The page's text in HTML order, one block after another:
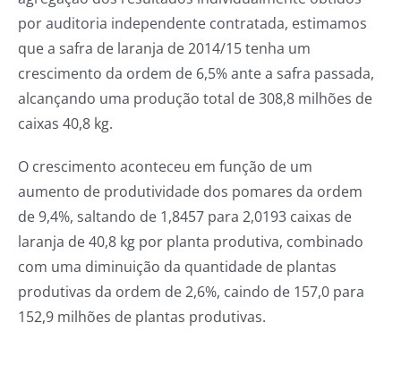
por auditoria independente contratada, estimamos
que a safra de laranja de 2014/15 tenha um
crescimento da ordem de 6,5% ante a safra passada,
alcançando uma produção total de 308,8 milhões de
caixas 40,8 kg.
O crescimento aconteceu em função de um
aumento de produtividade dos pomares da ordem
de 9,4%, saltando de 1,8457 para 2,0193 caixas de
laranja de 40,8 kg por planta produtiva, combinado
com uma diminuição da quantidade de plantas
produtivas da ordem de 2,6%, caindo de 157,0 para
152,9 milhões de plantas produtivas.